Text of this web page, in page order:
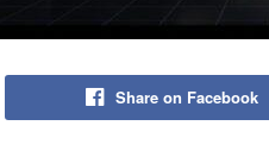
Share on Facebook